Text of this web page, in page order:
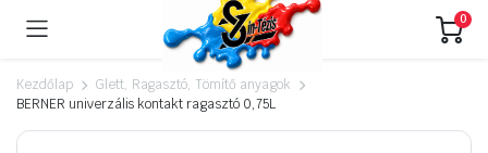
0
Kezdőlap
Glett, Ragasztó, Tömítő anyagok
BERNER univerzális kontakt ragasztó 0,75L